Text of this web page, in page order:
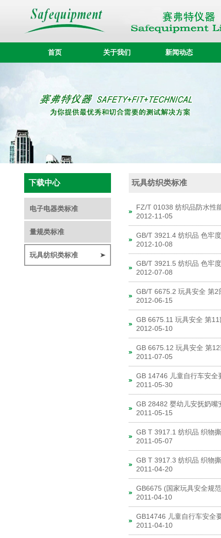
首页 关于我们 新闻动态
下载中心
电子电器类标准
量规类标准
玩具纺织类标准
玩具纺织类标准
FZ/T 01038 纺织品防水性
2012-11-05
GB/T 3921.4 纺织品 色牢
2012-10-08
GB/T 3921.5 纺织品 色牢
2012-07-08
GB/T 6675.2 玩具安全 第2
2012-06-15
GB 6675.11 玩具安全 第
2012-05-10
GB 6675.12 玩具安全 第
2011-07-05
GB 14746 儿童自行车安全
2011-05-30
GB 28482 婴幼儿安抚奶嘴
2011-05-15
GB T 3917.1 纺织品 织物
2011-05-07
GB T 3917.3 纺织品 织物
2011-04-20
GB6675 (国家玩具安全规
2011-04-10
GB14746 儿童自行车安全
2011-04-10